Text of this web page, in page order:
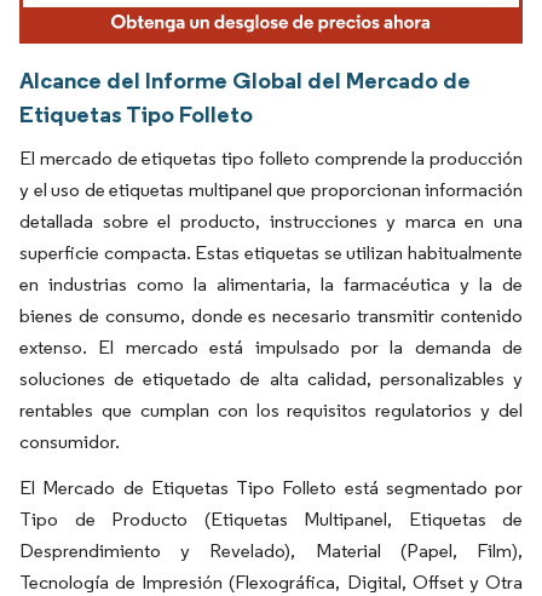
Alcance del Informe Global del Mercado de
Etiquetas Tipo Folleto
El mercado de etiquetas tipo folleto comprende la producción
y el uso de etiquetas multipanel que proporcionan información
detallada sobre el producto, instrucciones y marca en una
superficie compacta. Estas etiquetas se utilizan habitualmente
en industrias como la alimentaria, la farmacéutica y la de
bienes de consumo, donde es necesario transmitir contenido
extenso. El mercado está impulsado por la demanda de
soluciones de etiquetado de alta calidad, personalizables y
rentables que cumplan con los requisitos regulatorios y del
consumidor.
El Mercado de Etiquetas Tipo Folleto está segmentado por
Tipo de Producto (Etiquetas Multipanel, Etiquetas de
Desprendimiento y Revelado), Material (Papel, Film),
Tecnología de Impresión (Flexográfica, Digital, Offset y Otra